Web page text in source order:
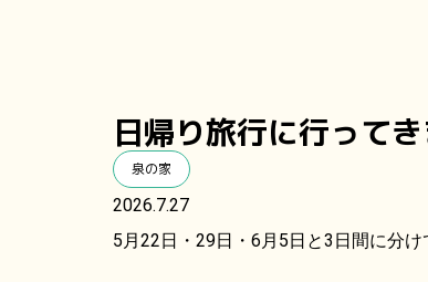
日帰り旅行に行ってき
泉の家
2026.7.27
5月22日・29日・6月5日と3日間に分け